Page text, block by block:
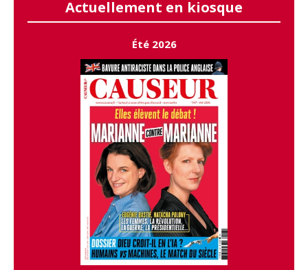
Actuellement en kiosque
Été 2026